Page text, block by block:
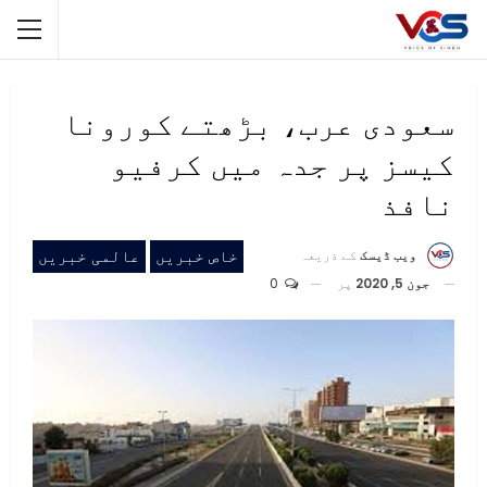
سعودی عرب، بڑھتے کورونا
کیسز پر جدہ میں کرفیو
نافذ
خاص خبریں عالمی خبریں ویب ڈیسک کے ذریعہ
جون 5, 2020
پر